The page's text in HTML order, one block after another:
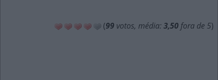
(99 votos, média: 3,50 fora de 5)